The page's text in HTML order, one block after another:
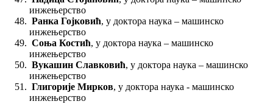
инжењерствo
Ранка Гојковић, у доктора наука – машинско
инжењерствo
Соња Костић, у доктора наука – машинско
инжењерствo
Вукашин Славковић, у доктора наука – машинско
инжењерствo
Глигорије Мирков, у доктора наука - машинско
инжењерствo